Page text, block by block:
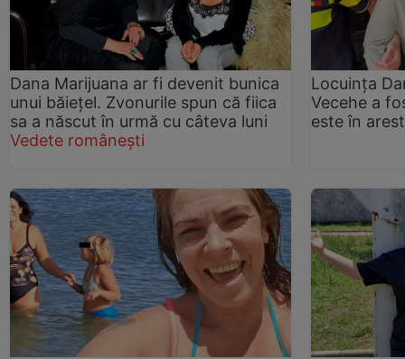
Dana Marijuana ar fi devenit bunica
unui băiețel. Zvonurile spun că fiica
sa a născut în urmă cu câteva luni
Vedete românești
Locuința
Vecehe a
este în